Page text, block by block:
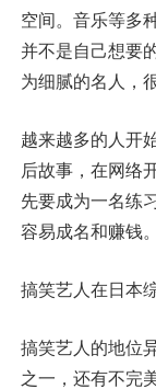
空间。音乐等多
并不是自己想要
为细腻的名人，
越来越多的人开
后故事，在网络
先要成为一名练
容易成名和赚钱。
搞笑艺人在日本
搞笑艺人的地位
之一，还有不完